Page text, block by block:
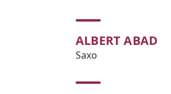
ALBERT ABAD
Saxo